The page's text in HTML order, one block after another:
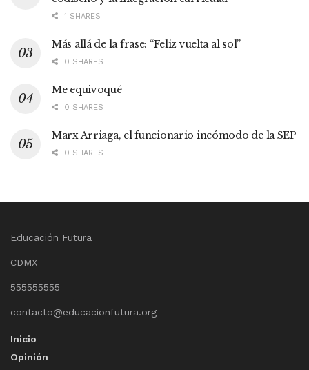
1 SHARES
Más allá de la frase: “Feliz vuelta al sol”
0 SHARES
Me equivoqué
0 SHARES
Marx Arriaga, el funcionario incómodo de la SEP
0 SHARES
Educación Futura
CDMX
555555555
contacto@educacionfutura.org
Inicio
Opinión